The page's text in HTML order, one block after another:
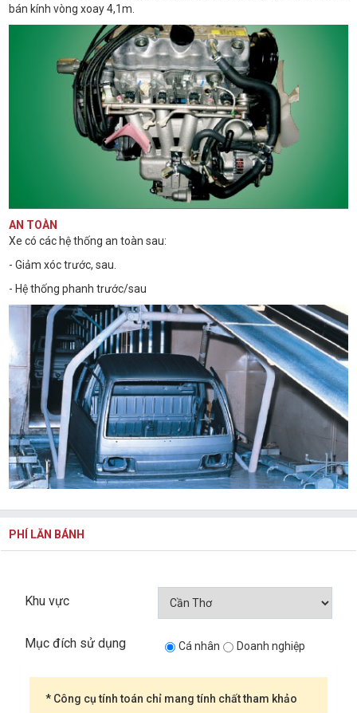
bán kính vòng xoay 4,1m.
AN TOÀN
Xe có các hệ thống an toàn sau:
- Giảm xóc trước, sau.
- Hệ thống phanh trước/sau
PHÍ LĂN BÁNH
Khu vực
Mục đích sử dụng Cá nhân Doanh nghiệp
* Công cụ tính toán chỉ mang tính chất tham khảo